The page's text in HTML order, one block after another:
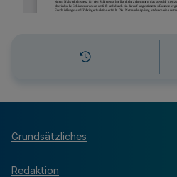
Grundsätzliches
Redaktion